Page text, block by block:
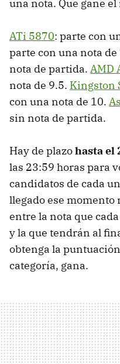
una nota. Que gane el
ATi 5870: parte con
parte con una nota de
nota de partida. AMD
nota de 9.5. Kingston
con una nota de 10.
sin nota de partida.
Hay de plazohasta el
las 23:59 horas para
candidatos de cada
llegado ese
entre la nota que
y la que tendrán al
obtenga la
categoría, gana.